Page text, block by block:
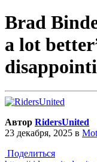
Brad
a lot
Автор RidersUnited
23 декабря, 2025 в
Поделиться